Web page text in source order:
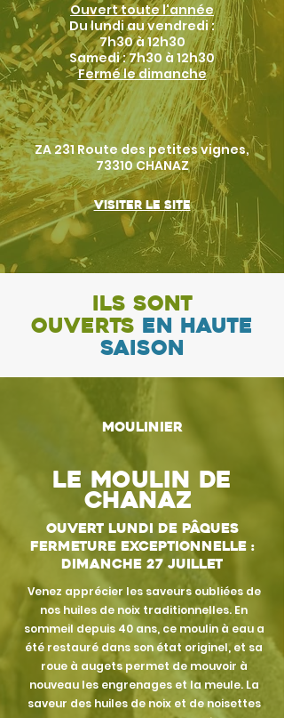
Ouvert toute l'année
Du lundi au vendredi :
7h30 à 12h30
Samedi : 7h30 à 12h30
Fermé le dimanche
ZA 231 Route des petites vignes,
73310 CHANAZ
Visiter le site
Ils sont
ouverts en haute
saison
Moulinier
le moulin de
chanaz
ouvert lundi de pâques
fermeture exceptionnelle :
dimanche 27 juillet
Venez apprécier les saveurs oubliées de
nos huiles de noix traditionnelles. En
sommeil depuis 40 ans, ce moulin à eau a
été restauré dans son état originel, et sa
roue à augets permet de mouvoir à
nouveau les engrenages et la meule. La
saveur des huiles de noix et de noisettes